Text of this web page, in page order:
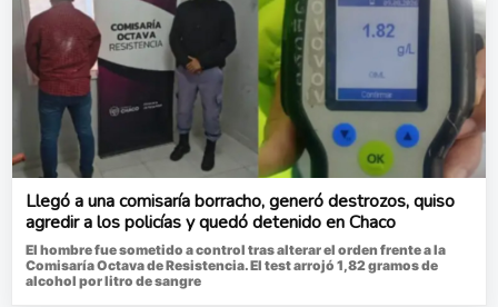
Llegó a una comisaría borracho, generó destrozos, quiso
agredir a los policías y quedó detenido en Chaco
El hombre fue sometido a control tras alterar el orden frente a la
Comisaría Octava de Resistencia. El test arrojó 1,82 gramos de
alcohol por litro de sangre